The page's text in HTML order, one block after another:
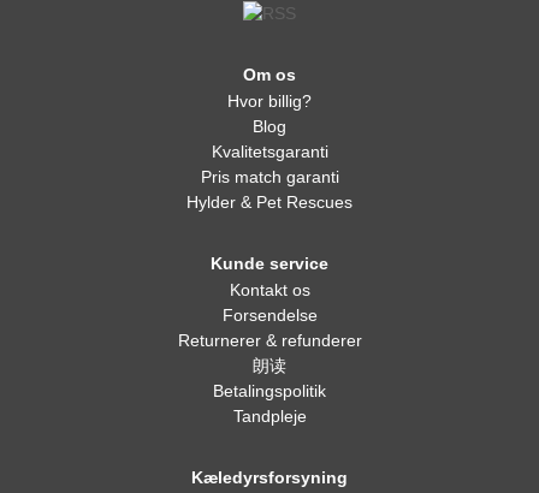
Om os
Hvor billig?
Blog
Kvalitetsgaranti
Pris match garanti
Hylder & Pet Rescues
Kunde service
Kontakt os
Forsendelse
Returnerer & refunderer
朗读
Betalingspolitik
Tandpleje
Kæledyrsforsyning